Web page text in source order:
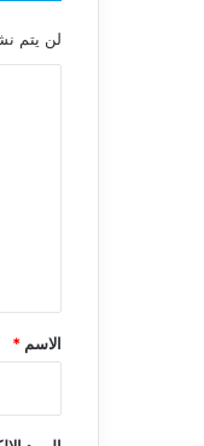
لن يتم
*
الاسم *